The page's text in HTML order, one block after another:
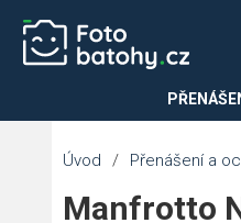
Úvod / Přenášení a
Manfrotto